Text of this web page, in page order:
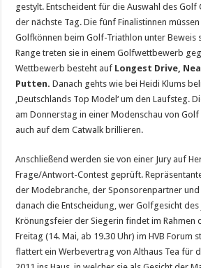
gestylt. Entscheident für die Auswahl des Golf
der nächste Tag. Die fünf Finalistinnen
Golfkönnen beim Golf-Triathlon unter Beweis
Range treten sie in einem Golfwettbewerb
Wettbewerb besteht auf Longest Drive,
Putten.Danach gehts wie bei Heidi Klums
‚Deutschlands Top Model‘ um den Laufsteg.
am Donnerstag in einer Modenschau von
auch auf dem Catwalk brillieren.
Anschließend werden sie von einer Jury auf
Frage/Antwort-Contest geprüft.
der Modebranche, der Sponsorenpartner
danach die Entscheidung, wer Golfgesicht
Krönungsfeier der Siegerin findet im Rahmen
Freitag (14. Mai, ab 19.30 Uhr) im HVB Forum
flattert ein Werbevertrag von Althaus Tea für